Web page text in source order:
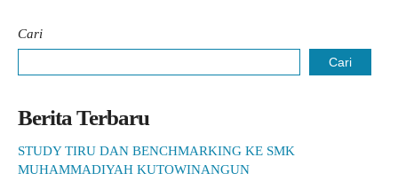
Cari
Cari
Berita Terbaru
STUDY TIRU DAN BENCHMARKING KE SMK
MUHAMMADIYAH KUTOWINANGUN